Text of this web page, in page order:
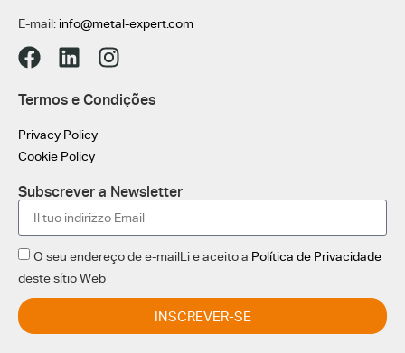
E-mail: info@metal-expert.com
Termos e Condições
Privacy Policy
Cookie Policy
Subscrever a Newsletter
O seu endereço de e-mailLi e aceito a Política de Privacidade
deste sítio Web
INSCREVER-SE